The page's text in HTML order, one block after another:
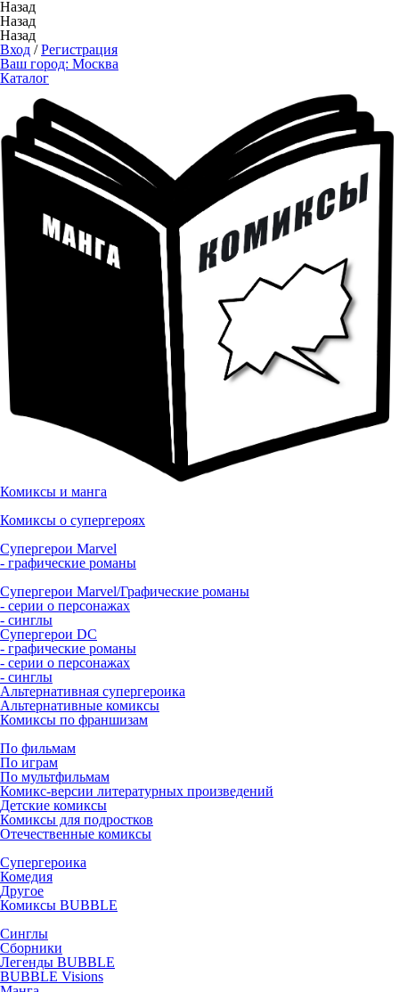
Назад
Назад
Назад
Вход /Регистрация
Ваш город: Москва
Каталог
Комиксы и манга
Комиксы о супергероях
Супергерои Marvel
- графические романы
Супергерои Marvel/Графические романы
- серии о персонажах
- синглы
Супергерои DC
- графические романы
- серии о персонажах
- синглы
Альтернативная супергероика
Альтернативные комиксы
Комиксы по франшизам
По фильмам
По играм
По мультфильмам
Комикс-версии литературных произведений
Детские комиксы
Комиксы для подростков
Отечественные комиксы
Супергероика
Комедия
Другое
Комиксы BUBBLE
Синглы
Сборники
Легенды BUBBLE
BUBBLE Visions